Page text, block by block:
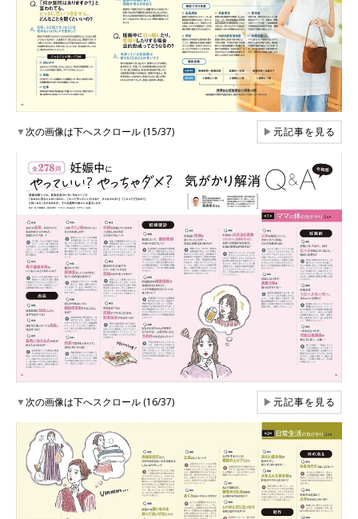
▼次の画像は下へスクロール (15/37) ▶元記事を見る
▼次の画像は下へスクロール (16/37) ▶元記事を見る